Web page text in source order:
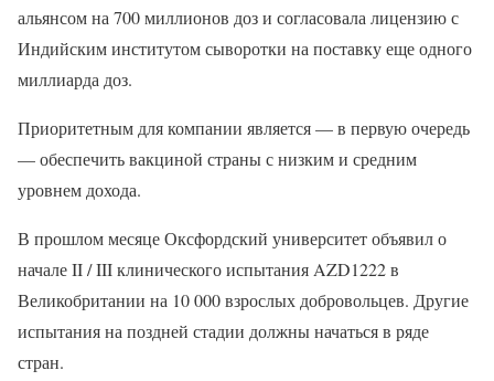
альянсом на 700 миллионов доз и согласовала лицензию с
Индийским институтом сыворотки на поставку еще одного
миллиарда доз.
Приоритетным для компании является — в первую очередь
— обеспечить вакциной страны с низким и средним
уровнем дохода.
В прошлом месяце Оксфордский университет объявил о
начале II / III клинического испытания AZD1222 в
Великобритании на 10 000 взрослых добровольцев. Другие
испытания на поздней стадии должны начаться в ряде
стран.